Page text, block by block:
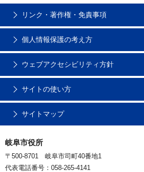
リンク・著作権・免責事項
個人情報保護の考え方
ウェブアクセシビリティ方針
サイトの使い方
サイトマップ
岐阜市役所
〒500-8701 岐阜市司町40番地1
代表電話番号：058-265-4141